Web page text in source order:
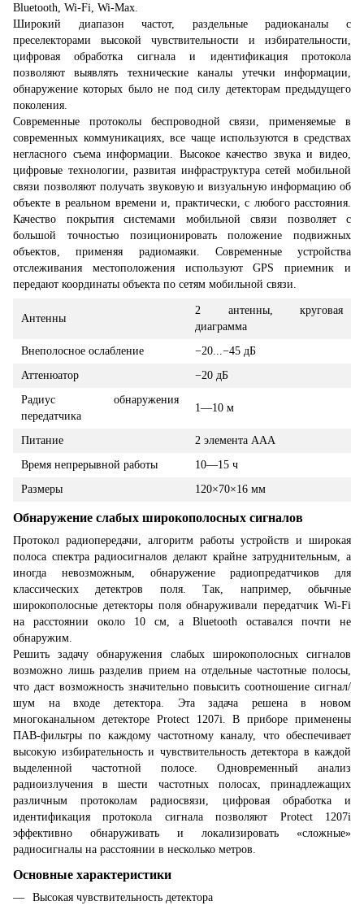
Bluetooth, Wi-Fi, Wi-Max.
Широкий диапазон частот, раздельные радиоканалы с
преселекторами высокой чувствительности и избирательности,
цифровая обработка сигнала и идентификация протокола
позволяют выявлять технические каналы утечки информации,
обнаружение которых было не под силу детекторам предыдущего
поколения.
Современные протоколы беспроводной связи, применяемые в
современных коммуникациях, все чаще используются в средствах
негласного съема информации. Высокое качество звука и видео,
цифровые технологии, развитая инфраструктура сетей мобильной
связи позволяют получать звуковую и визуальную информацию об
объекте в реальном времени и, практически, с любого расстояния.
Качество покрытия системами мобильной связи позволяет с
большой точностью позиционировать положение подвижных
объектов, применяя радиомаяки. Современные устройства
отслеживания местоположения используют GPS приемник и
передают координаты объекта по сетям мобильной связи.
Антенны
2 антенны, круговая
диаграмма
Внеполосное ослабление
−20...−45 дБ
Аттенюатор
−20 дБ
Радиус обнаружения
передатчика
1—10 м
Питание
2 элемента AAA
Время непрерывной работы
10—15 ч
Размеры
120×70×16 мм
Обнаружение слабых широкополосных сигналов
Протокол радиопередачи, алгоритм работы устройств и широкая
полоса спектра радиосигналов делают крайне затруднительным, а
иногда невозможным, обнаружение радиопредатчиков для
классических детектров поля. Так, например, обычные
широкополосные детекторы поля обнаруживали передатчик Wi-Fi
на расстоянии около 10 см, а Bluetooth оставался почти не
обнаружим.
Решить задачу обнаружения слабых широкополосных сигналов
возможно лишь разделив прием на отдельные частотные полосы,
что даст возможность значительно повысить соотношение сигнал/
шум на входе детектора. Эта задача решена в новом
многоканальном детекторе Protect 1207i. В приборе применены
ПАВ-фильтры по каждому частотному каналу, что обеспечивает
высокую избирательность и чувствительность детектора в каждой
выделенной частотной полосе. Одновременный анализ
радиоизлучения в шести частотных полосах, принадлежащих
различным протоколам радиосвязи, цифровая обработка и
идентификация протокола сигнала позволяют Protect 1207i
эффективно обнаруживать и локализировать «сложные»
радиосигналы на расстоянии в несколько метров.
Основные характеристики
Высокая чувствительность детектора